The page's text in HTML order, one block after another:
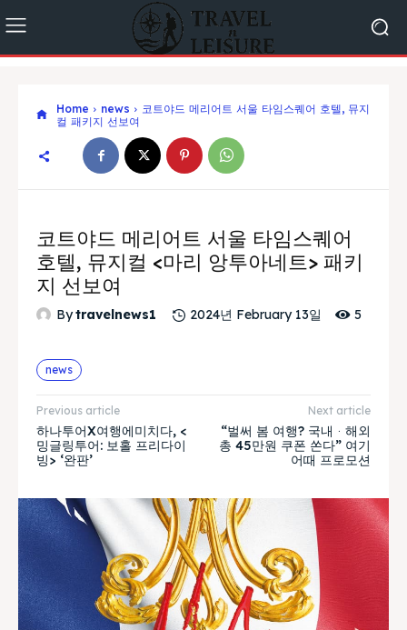
Home news
코트야드 메리어트 서울 타임스퀘어 호텔, 뮤지
컬 패키지 선보여
코트야드 메리어트 서울 타임스퀘어
호텔, 뮤지컬 <마리 앙투아네트> 패키
지 선보여
Bytravelnews1 2024년 February 13일 5
news
Previous article
하나투어X여행에미치다, <
밍글링투어: 보홀 프리다이
빙> ‘완판’
Next article
“벌써 봄 여행? 국내ᆞ해외
총 45만원 쿠폰 쏜다” 여기
어때 프로모션